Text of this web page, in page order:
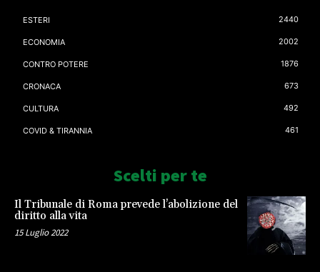
ESTERI 2440
ECONOMIA 2002
CONTRO POTERE 1876
CRONACA 673
CULTURA 492
COVID & TIRANNIA 461
Scelti per te
Il Tribunale di Roma prevede l’abolizione del
diritto alla vita
15 Luglio 2022